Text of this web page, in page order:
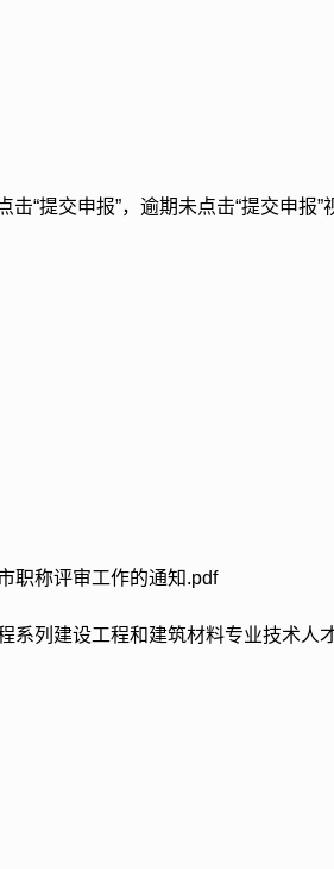
提交申报”，逾期未点击“提交申报”
职称评审工作的通知.pdf
系列建设工程和建筑材料专业技术人